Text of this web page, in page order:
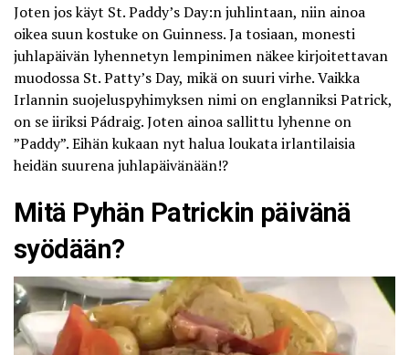
Joten jos käyt St. Paddy’s Day:n juhlintaan, niin ainoa
oikea suun kostuke on Guinness. Ja tosiaan, monesti
juhlapäivän lyhennetyn lempinimen näkee kirjoitettavan
muodossa St. Patty’s Day, mikä on suuri virhe. Vaikka
Irlannin suojeluspyhimyksen nimi on englanniksi Patrick,
on se iiriksi Pádraig. Joten ainoa sallittu lyhenne on
”Paddy”. Eihän kukaan nyt halua loukata irlantilaisia
heidän suurena juhlapäivänään!?
Mitä Pyhän Patrickin päivänä
syödään?